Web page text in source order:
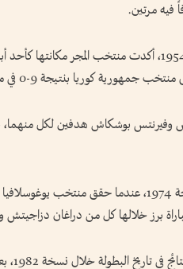
فيه مرتين.
ففي النسخة الخامسة من البطولة عام 1954، أكدت منتخب
كوريا بنتيجة 9-0 في مدينة زيورخ.
وفيرنتس بوشكاش هدفين لكل
وبعد 20 عاماً، تكرر الفارق ذاته في نسخة 1974، عندما
وعادت